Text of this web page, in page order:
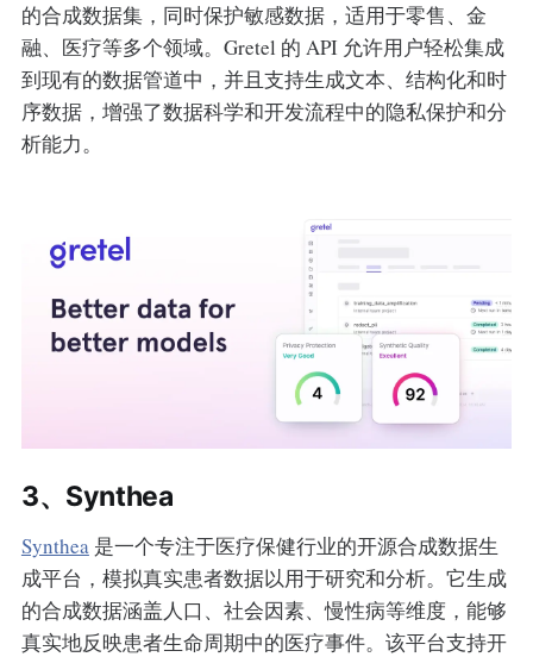
的合成数据集，同时保护敏感数据，适用于零售、金
融、医疗等多个领域。Gretel 的 API 允许用户轻松集成
到现有的数据管道中，并且支持生成文本、结构化和时
序数据，增强了数据科学和开发流程中的隐私保护和分
析能力。
3、Synthea
Synthea是一个专注于医疗保健行业的开源合成数据生
成平台，模拟真实患者数据以用于研究和分析。它生成
的合成数据涵盖人口、社会因素、慢性病等维度，能够
真实地反映患者生命周期中的医疗事件。该平台支持开